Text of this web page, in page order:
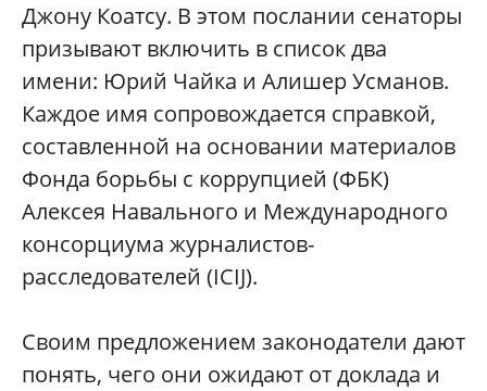
Джону Коатсу. В этом послании сенаторы
призывают включить в список два
имени: Юрий Чайка и Алишер Усманов.
Каждое имя сопровождается справкой,
составленной на основании материалов
Фонда борьбы с коррупцией (ФБК)
Алексея Навального и Международного
консорциума журналистов-
расследователей (ICIJ).
Своим предложением законодатели дают
понять, чего они ожидают от доклада и